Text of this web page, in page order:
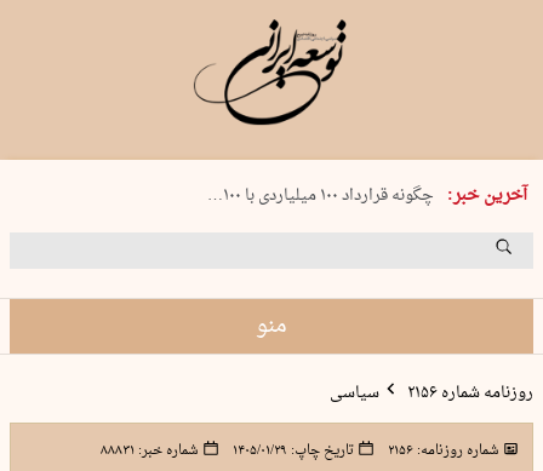
آخرین خبر:
شنبه 17 مرداد 1405 شماره 2244
چگونه قرارداد ۱۰۰ میلیاردی با ۱۰۰…
پنجره‌ای که باز نشد
منو
روزنامه شماره ۲۱۵۶ سیاسی
شماره روزنامه:۲۱۵۶ تاریخ چاپ: ۱۴۰۵/۰۱/۲۹ شماره خبر: ۸۸۸۳۱